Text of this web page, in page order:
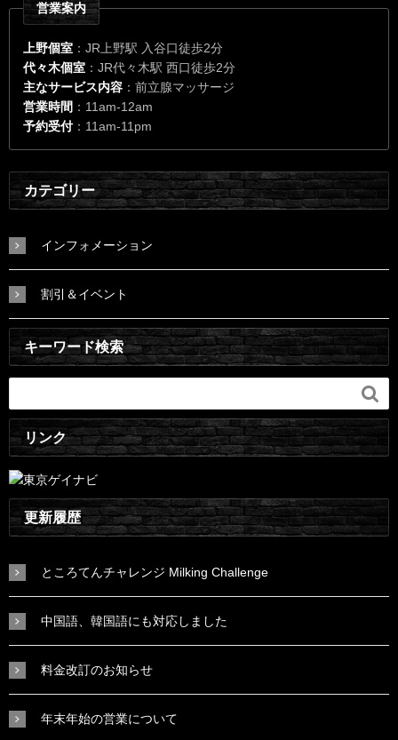
営業案内
上野個室 ：JR上野駅 入谷口徒歩2分
代々木個室 ：JR代々木駅 西口徒歩2分
主なサービス内容 ：前立腺マッサージ
営業時間 ：11am-12am
予約受付：11am-11pm
カテゴリー
インフォメーション
割引＆イベント
キーワード検索

リンク
更新履歴
ところてんチャレンジ Milking Challenge
中国語、韓国語にも対応しました
料金改訂のお知らせ
年末年始の営業について